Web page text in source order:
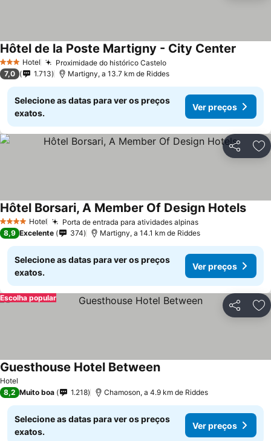
3 EstrelasHotel Proximidade do histórico Castelo
Hôtel de la Poste Martigny - City Center
7,0 1.713 Martigny, a 13.7 km de Riddes
Selecione as datas para ver os preços
exatos.
Ver preços
Partilhar
4 EstrelasHotel Porta de entrada para atividades alpinas
Hôtel Borsari, A Member Of Design Hotels
8,9 Excelente 374 Martigny, a 14.1 km de Riddes
Selecione as datas para ver os preços
exatos.
Ver preços
Partilhar
Escolha popular
Hotel
Guesthouse Hotel Between
8,2 Muito boa 1.218 Chamoson, a 4.9 km de Riddes
Selecione as datas para ver os preços
exatos.
Ver preços